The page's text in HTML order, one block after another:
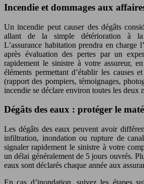
Incendie et dommages aux
Un incendie peut causer des dégâts
allant de la simple détérioration à la
L’assurance habitation prendra en charge
après évaluation des pertes par un
rapidement le sinistre à votre assureur,
éléments permettant d’établir les causes
(rapport des pompiers, témoignages,
incendie se déclare environ toutes les deux
Dégâts des eaux : protéger le
Les dégâts des eaux peuvent avoir
infiltration, inondation ou rupture de
signaler rapidement le sinistre à votre
un délai généralement de 5 jours ouvrés.
eaux sont déclarés chaque année aux